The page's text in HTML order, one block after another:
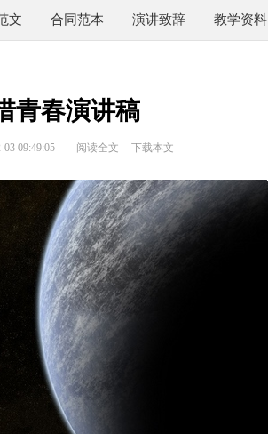
文 合同范本 演讲致辞 教学资料
青春演讲稿
09:49:05 阅读全文 下载本文